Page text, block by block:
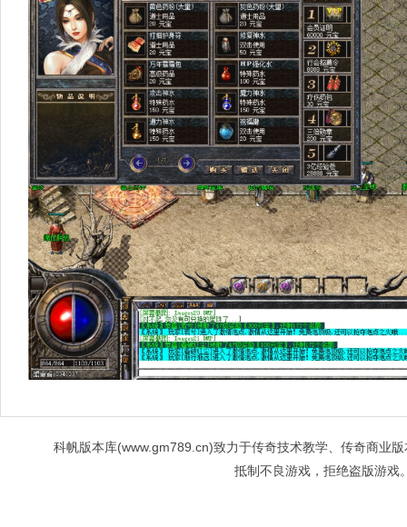
科帆版本库(www.gm789.cn)致力于传奇技术教学、传奇商业
抵制不良游戏，拒绝盗版游戏